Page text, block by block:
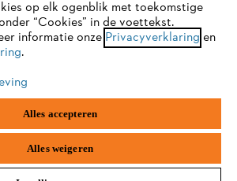
Juridische informatie
117, 2870
edge
op elk ogenblik met toekomstige
“Cookies” in de voettekst.
informatie onze Privacyverklaring en
.
Alles accepteren
Alles weigeren